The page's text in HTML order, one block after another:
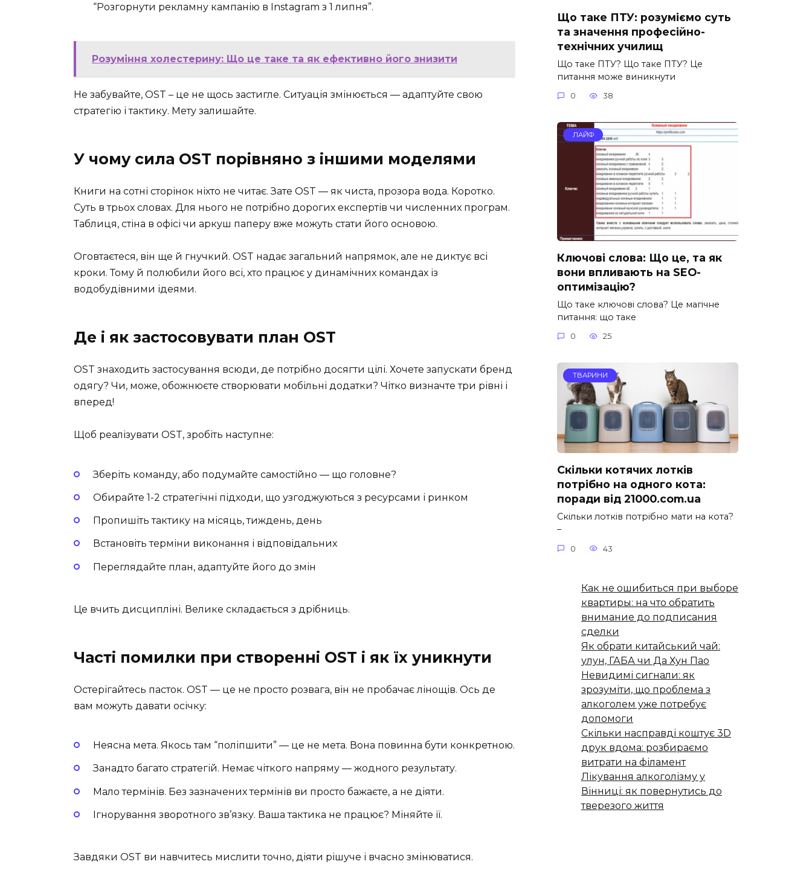
“Розгорнути рекламну кампанію в Instagram з 1 липня”.
Розуміння холестерину: Що це таке та як ефективно його знизити
Не забувайте, OST – це не щось застигле. Ситуація змінюється — адаптуйте свою
стратегію і тактику. Мету залишайте.
У чому сила OST порівняно з іншими моделями
Книги на сотні сторінок ніхто не читає. Зате OST — як чиста, прозора вода. Коротко.
Суть в трьох словах. Для нього не потрібно дорогих експертів чи численних програм.
Таблиця, стіна в офісі чи аркуш паперу вже можуть стати його основою.
Оговтаєтеся, він ще й гнучкий. OST надає загальний напрямок, але не диктує всі
кроки. Тому й полюбили його всі, хто працює у динамічних командах із
водобудівними ідеями.
Де і як застосовувати план OST
OST знаходить застосування всюди, де потрібно досягти цілі. Хочете запускати бренд
одягу? Чи, може, обожнюєте створювати мобільні додатки? Чітко визначте три рівні і
вперед!
Щоб реалізувати OST, зробіть наступне:
Зберіть команду, або подумайте самостійно — що головне?
Обирайте 1-2 стратегічні підходи, що узгоджуються з ресурсами і ринком
Пропишіть тактику на місяць, тиждень, день
Встановіть терміни виконання і відповідальних
Переглядайте план, адаптуйте його до змін
Це вчить дисципліні. Велике складається з дрібниць.
Часті помилки при створенні OST і як їх уникнути
Остерігайтесь пасток. OST — це не просто розвага, він не пробачає лінощів. Ось де
вам можуть давати осічку:
Неясна мета. Якось там “поліпшити” — це не мета. Вона повинна бути конкретною.
Занадто багато стратегій. Немає чіткого напряму — жодного результату.
Мало термінів. Без зазначених термінів ви просто бажаєте, а не діяти.
Ігнорування зворотного зв’язку. Ваша тактика не працює? Міняйте її.
Завдяки OST ви навчитесь мислити точно, діяти рішуче і вчасно змінюватися.
Що таке ПТУ: розуміємо суть
та значення професійно-
технічних училищ
Що таке ПТУ? Що таке ПТУ? Це
питання може виникнути
0 38
ЛАЙФ
Ключові слова: Що це, та як
вони впливають на SEO-
оптимізацію?
Що таке ключові слова? Це магічне
питання: що таке
0 25
ТВАРИНИ
Скільки котячих лотків
потрібно на одного кота:
поради від 21000.com.ua
Скільки лотків потрібно мати на кота?
–
0 43
Как не ошибиться при выборе
квартиры: на что обратить
внимание до подписания
сделки
Як обрати китайський чай:
улун, ГАБА чи Да Хун Пао
Невидимі сигнали: як
зрозуміти, що проблема з
алкоголем уже потребує
допомоги
Скільки насправді коштує 3D
друк вдома: розбираємо
витрати на філамент
Лікування алкоголізму у
Вінниці: як повернутись до
тверезого життя